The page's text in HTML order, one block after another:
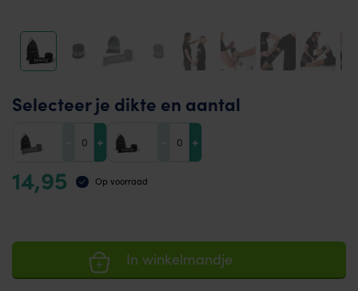
Selecteer je dikte en aantal
+ +
14,95 Op voorraad
In winkelmandje